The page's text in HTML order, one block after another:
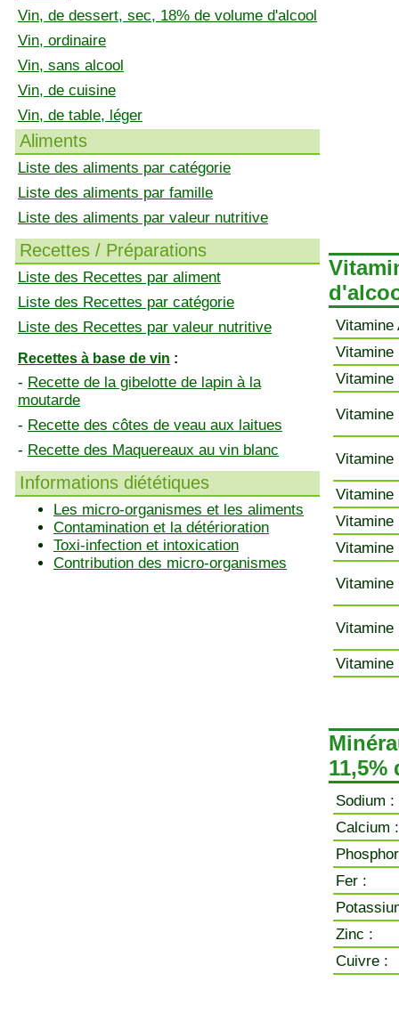
Vin, de dessert, sec, 18% de volume d'alcool
Vin, ordinaire
Vin, sans alcool
Vin, de cuisine
Vin, de table, léger
Aliments
Liste des aliments par catégorie
Liste des aliments par famille
Liste des aliments par valeur nutritive
Recettes / Préparations
Liste des Recettes par aliment
Liste des Recettes par catégorie
Liste des Recettes par valeur nutritive
Recettes à base de vin :
- Recette de la gibelotte de lapin à la
moutarde
- Recette des côtes de veau aux laitues
- Recette des Maquereaux au vin blanc
Informations diététiques
Les micro-organismes et les aliments
Contamination et la détérioration
Toxi-infection et intoxication
Contribution des micro-organismes
Vitamine
Vitamine
Vitamine
Vitamine
Vitamine
Vitamine
Vitamine
Vitamine
Vitamine
Vitamine
Vitamine
Sodium :
Calcium :
Fer :
Zinc :
Cuivre :